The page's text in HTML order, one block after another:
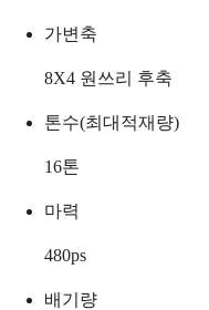
가변축
8X4 원쓰리 후축
톤수(최대적재량)
16톤
마력
480ps
배기량